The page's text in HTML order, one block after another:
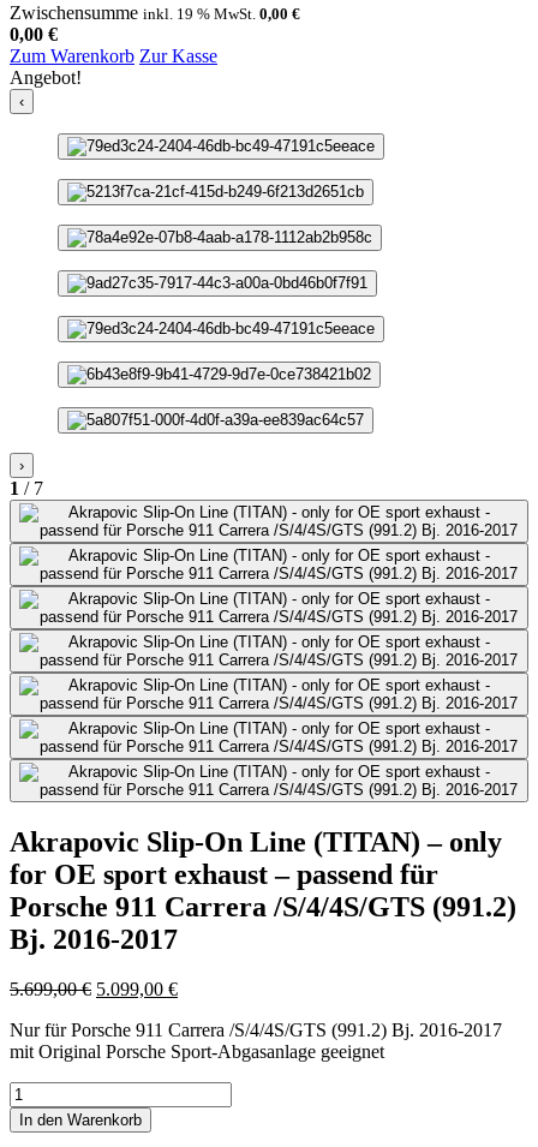
Zwischensumme inkl. 19 % MwSt. 0,00 €
0,00 €
Zum Warenkorb Zur Kasse
Angebot!
‹
›
1 / 7
Akrapovic Slip-On Line (TITAN) – only
for OE sport exhaust – passend für
Porsche 911 Carrera /S/4/4S/GTS (991.2)
Bj. 2016-2017
5.699,00€ Ursprünglicher
war:
5.699,00 €
5.099,00 €Aktueller
ist:
5.099,00 €.
Nur für Porsche 911 Carrera /S/4/4S/GTS (991.2) Bj. 2016-2017
mit Original Porsche Sport-Abgasanlage geeignet
Akrapovic
Slip-
On
In den Warenkorb